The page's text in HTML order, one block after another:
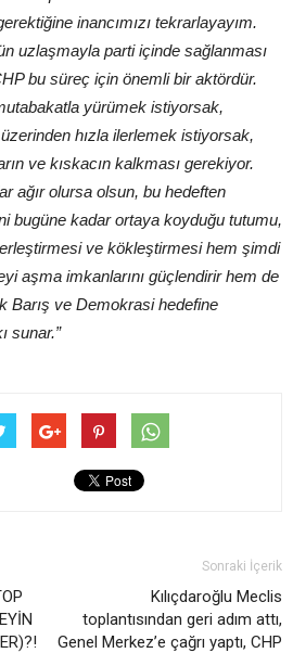
inancımızı tekrarlayayım.
uzlaşmayla parti içinde sağlanması
bu süreç için önemli bir aktördür.
yürümek istiyorsak,
hızla ilerlemek istiyorsak,
ve kıskacın kalkması gerekiyor.
ağır olursa olsun, bu hedeften
bugüne kadar ortaya koyduğu tutumu,
ve kökleştirmesi hem şimdi
aşma imkanlarını güçlendirir hem de
Barış ve Demokrasi hedefine
sunar.”
Sonraki İçerik
Kılıçdaroğlu Meclis
toplantısından geri adım attı,
Genel Merkez’e çağrı yaptı, CHP